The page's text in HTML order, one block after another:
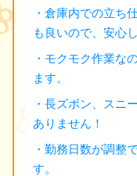
・倉庫内での立ち
も良いので、安心
・モクモク作業な
ます。
・長ズボン、スニ
ありません！
・勤務日数が調整
す。